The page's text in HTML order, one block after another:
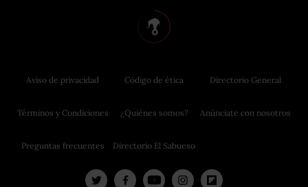
Aviso de privacidad
Términos y Condiciones
Preguntas frecuentes
Código de ética
¿Quiénes somos?
Directorio El Sabueso
Directorio General
Anúnciate con nosotros